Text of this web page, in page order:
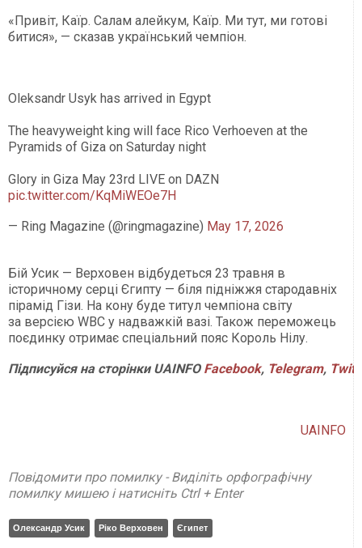
«Привіт, Каїр. Салам алейкум, Каїр. Ми тут, ми готові
битися», — сказав український чемпіон.
Oleksandr Usyk has arrived in Egypt
The heavyweight king will face Rico Verhoeven at the
Pyramids of Giza on Saturday night
Glory in Giza May 23rd LIVE on DAZN
pic.twitter.com/KqMiWEOe7H
— Ring Magazine (@ringmagazine) May 17, 2026
Бій Усик — Верховен відбудеться 23 травня в
історичному серці Єгипту — біля підніжжя стародавніх
пірамід Гізи. На кону буде титул чемпіона світу
за версією WBC у надважкій вазі. Також переможець
поєдинку отримає спеціальний пояс Король Нілу.
ПідписуйсянасторінкиUAINFO Facebook, Telegram,
UAINFO
Повідомити про помилку - Виділіть орфографічну
помилку мишею і натисніть Ctrl + Enter
Олександр Усик Ріко Верховен Єгипет